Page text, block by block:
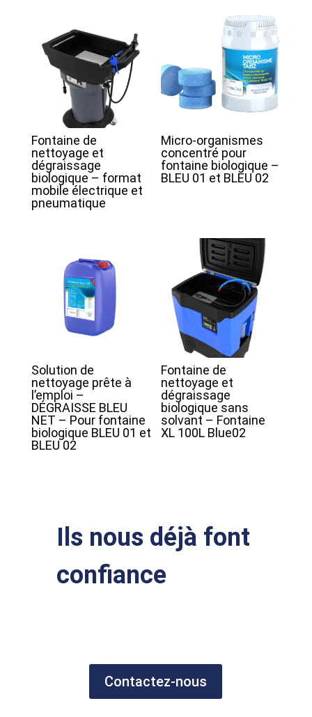
Fontaine de
nettoyage et
dégraissage
biologique – format
mobile électrique et
pneumatique
Micro-organismes
concentré pour
fontaine biologique –
BLEU 01 et BLEU 02
Solution de
nettoyage prête à
l’emploi –
DÉGRAISSE BLEU
NET – Pour fontaine
biologique BLEU 01 et
BLEU 02
Fontaine de
nettoyage et
dégraissage
biologique sans
solvant – Fontaine
XL 100L Blue02
Ils nous déjà font
confiance
Contactez-nous